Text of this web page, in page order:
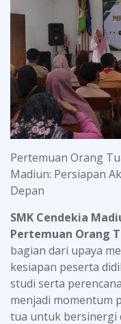
Pertemuan Orang
Madiun: Persiapan
Depan
SMK Cendekia
Pertemuan Orang
bagian dari upaya
kesiapan peserta
studi serta
menjadi momentum
tua untuk bersinergi